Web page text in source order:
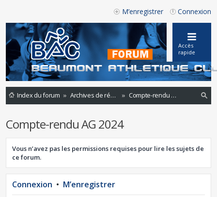
Connexion
M’enregistrer
Accès
rapide
Index du forum Archives de réunions
Compte-rendu AG 2024
rc
he
Compte-rendu AG 2024
Vous n’avez pas les permissions requises pour lire les sujets de
ce forum.
Connexion • M’enregistrer